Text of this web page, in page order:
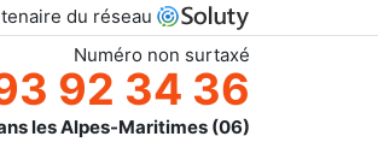
du réseau
Numéro non surtaxé
92 34 36
les Alpes-Maritimes (06)